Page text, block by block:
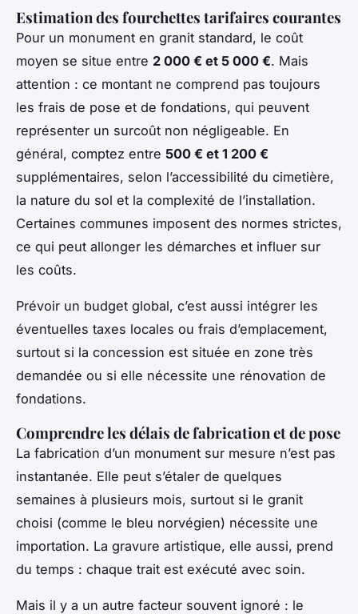
Estimation des fourchettes tarifaires courantes
Pour un monument en granit standard, le coût
moyen se situe entre 2 000 € et 5 000 €. Mais
attention : ce montant ne comprend pas toujours
les frais de pose et de fondations, qui peuvent
représenter un surcoût non négligeable. En
général, comptez entre 500 € et 1 200 €
supplémentaires, selon l’accessibilité du cimetière,
la nature du sol et la complexité de l’installation.
Certaines communes imposent des normes strictes,
ce qui peut allonger les démarches et influer sur
les coûts.
Prévoir un budget global, c’est aussi intégrer les
éventuelles taxes locales ou frais d’emplacement,
surtout si la concession est située en zone très
demandée ou si elle nécessite une rénovation de
fondations.
Comprendre les délais de fabrication et de pose
La fabrication d’un monument sur mesure n’est pas
instantanée. Elle peut s’étaler de quelques
semaines à plusieurs mois, surtout si le granit
choisi (comme le bleu norvégien) nécessite une
importation. La gravure artistique, elle aussi, prend
du temps : chaque trait est exécuté avec soin.
Mais il y a un autre facteur souvent ignoré : le